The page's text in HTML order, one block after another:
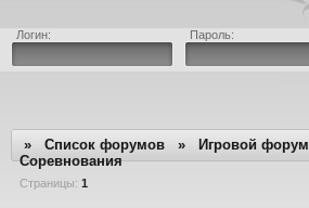
Логин: Пароль:
» Список форумов » Игровой форум
Соревнования
Страницы: 1